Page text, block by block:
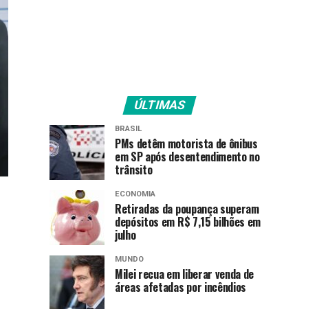
ÚLTIMAS
BRASIL
PMs detêm motorista de ônibus
em SP após desentendimento no
trânsito
ECONOMIA
Retiradas da poupança superam
depósitos em R$ 7,15 bilhões em
julho
MUNDO
Milei recua em liberar venda de
áreas afetadas por incêndios